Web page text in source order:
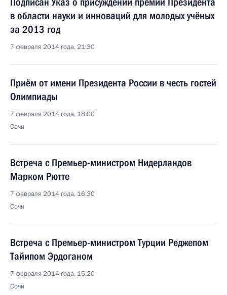
в области науки и инноваций для молодых учёных
за 2013 год
7 февраля 2014 года, 21:30
Приём от имени Президента России в честь гостей
Олимпиады
7 февраля 2014 года, 18:00
Сочи
Встреча с Премьер-министром Нидерландов
Марком Рютте
7 февраля 2014 года, 16:30
Сочи
Встреча с Премьер-министром Турции Реджепом
Тайипом Эрдоганом
7 февраля 2014 года, 15:20
Сочи